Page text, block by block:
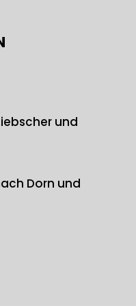
und
Dorn und